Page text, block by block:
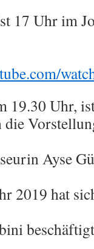
17 Uhr im
19.30 Uhr,
die
Ayse
2019 hat